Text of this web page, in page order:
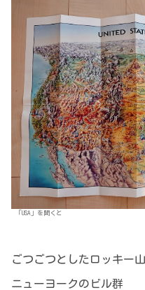
「USA」を開くと
ごつごつとしたロッキー
ニューヨークのビル群